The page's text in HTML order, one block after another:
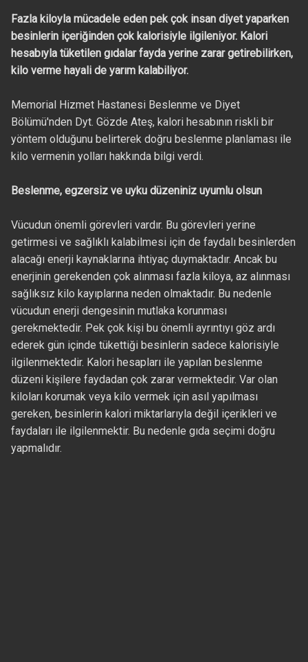
Fazla kiloyla mücadele eden pek çok insan diyet yaparken
besinlerin içeriğinden çok kalorisiyle ilgileniyor. Kalori
hesabıyla tüketilen gıdalar fayda yerine zarar getirebilirken,
kilo verme hayali de yarım kalabiliyor.
Memorial Hizmet Hastanesi Beslenme ve Diyet
Bölümü'nden Dyt. Gözde Ateş, kalori hesabının riskli bir
yöntem olduğunu belirterek doğru beslenme planlaması ile
kilo vermenin yolları hakkında bilgi verdi.
Beslenme, egzersiz ve uyku düzeniniz uyumlu olsun
Vücudun önemli görevleri vardır. Bu görevleri yerine
getirmesi ve sağlıklı kalabilmesi için de faydalı besinlerden
alacağı enerji kaynaklarına ihtiyaç duymaktadır. Ancak bu
enerjinin gerekenden çok alınması fazla kiloya, az alınması
sağlıksız kilo kayıplarına neden olmaktadır. Bu nedenle
vücudun enerji dengesinin mutlaka korunması
gerekmektedir. Pek çok kişi bu önemli ayrıntıyı göz ardı
ederek gün içinde tükettiği besinlerin sadece kalorisiyle
ilgilenmektedir. Kalori hesapları ile yapılan beslenme
düzeni kişilere faydadan çok zarar vermektedir. Var olan
kiloları korumak veya kilo vermek için asıl yapılması
gereken, besinlerin kalori miktarlarıyla değil içerikleri ve
faydaları ile ilgilenmektir. Bu nedenle gıda seçimi doğru
yapmalıdır.